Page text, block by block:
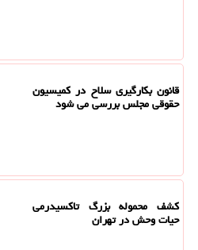
قانون بکارگیری سلاح در کمیسیون
حقوقی مجلس بررسی می شود
کشف محموله بزرگ تاکسیدرمی
حیات وحش در تهران